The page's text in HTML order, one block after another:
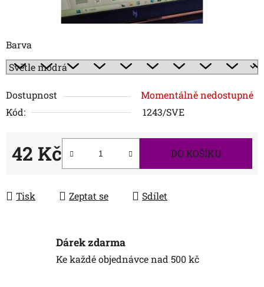
Barva
Dostupnost
Momentálně nedostupné
Kód:
1243/SVE
42 Kč
Měrná cena:
DO KOŠÍKU
Tisk Zeptat se Sdílet
Dárek zdarma
Ke každé objednávce nad 500 kč